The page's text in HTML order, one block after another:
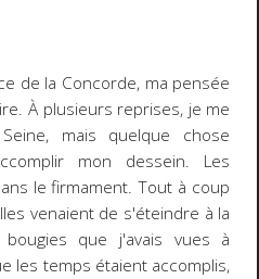
de la Concorde, ma pensée
À plusieurs reprises, je me
mais quelque chose
mon dessein. Les
le firmament. Tout à coup
venaient de s'éteindre à la
que j'avais vues à
les temps étaient accomplis,